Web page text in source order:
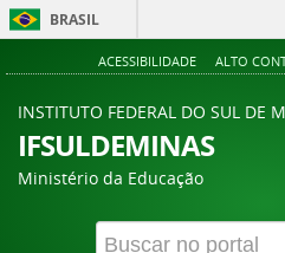
BRASIL
ACESSIBILIDADE ALTO
INSTITUTO FEDERAL DO SUL DE
IFSULDEMINAS
Ministério da Educação